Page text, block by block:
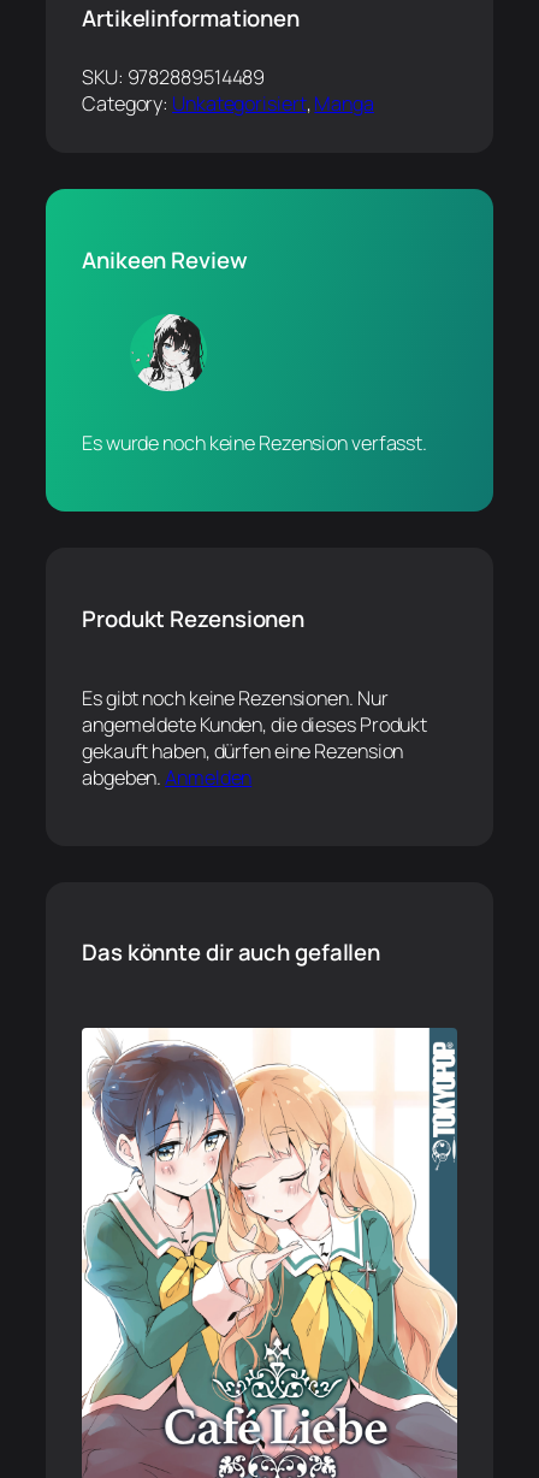
Artikelinformationen
SKU: 9782889514489
Category: Unkategorisiert, Manga
Anikeen Review
Es wurde noch keine Rezension verfasst.
Produkt Rezensionen
Es gibt noch keine Rezensionen. Nur
angemeldete Kunden, die dieses Produkt
gekauft haben, dürfen eine Rezension
abgeben.Anmelden
Das könnte dir auch gefallen